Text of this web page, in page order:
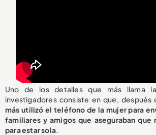
Uno de los detalles que más llama
investigadores consiste en que, después
más utilizó el teléfono de la mujer para
familiares y amigos que aseguraban
para estar sola.